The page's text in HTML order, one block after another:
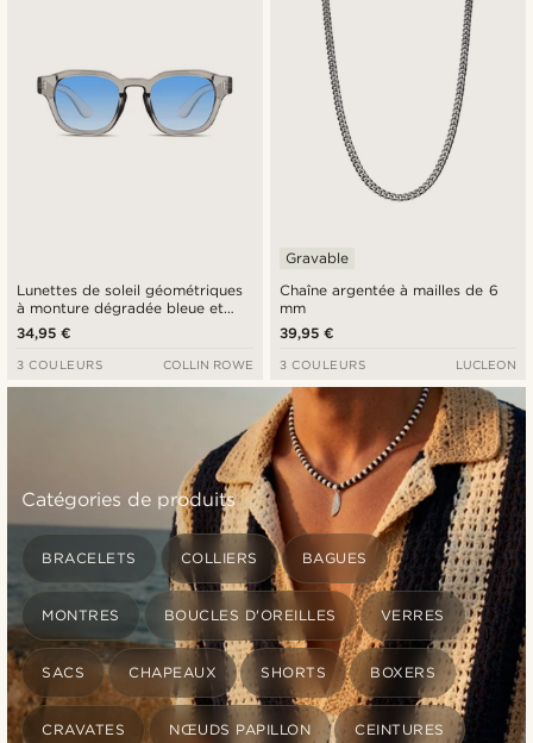
Lunettes de soleil géométriques
à monture dégradée bleue et
transparente
34,95 €
3 COULEURS COLLIN ROWE
Chaîne argentée à mailles de 6
mm
Gravable
39,95 €
3 COULEURS LUCLEON
Catégories de produits
BRACELETS COLLIERS BAGUES
MONTRES BOUCLES D'OREILLES VERRES
SACS CHAPEAUX SHORTS BOXERS
CRAVATES NŒUDS PAPILLON CEINTURES